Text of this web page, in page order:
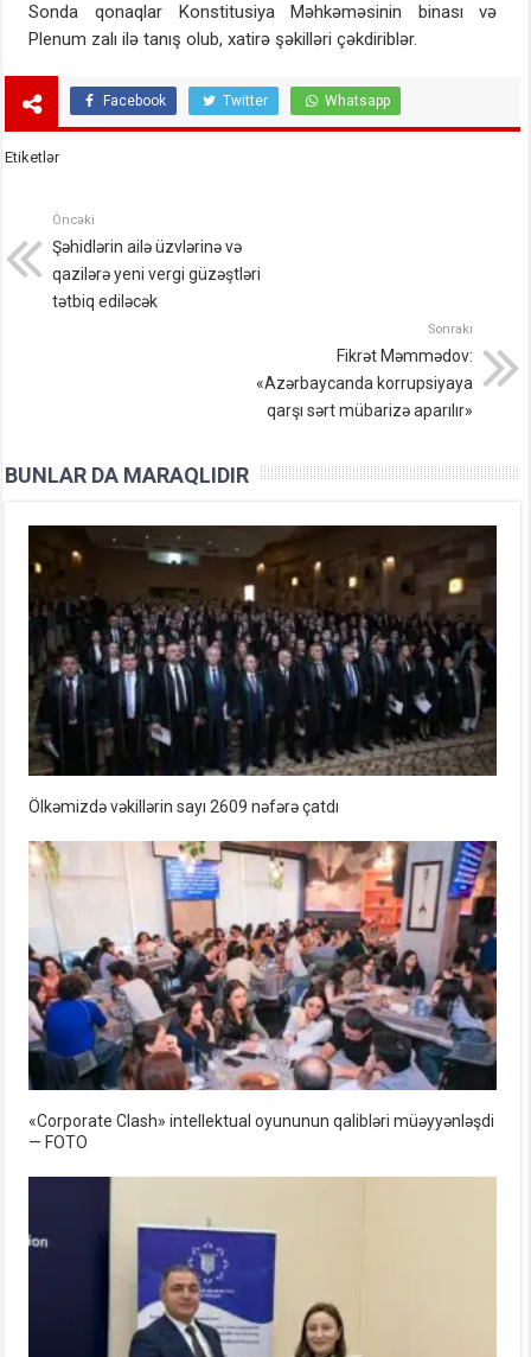
Sonda qonaqlar Konstitusiya Məhkəməsinin binası və
Plenum zalı ilə tanış olub, xatirə şəkilləri çəkdiriblər.
Facebook Twitter Whatsapp
Etiketlər
Öncəki
Şəhidlərin ailə üzvlərinə və
qazilərə yeni vergi güzəştləri
tətbiq ediləcək
Sonrakı
Fikrət Məmmədov:
«Azərbaycanda korrupsiyaya
qarşı sərt mübarizə aparılır»
BUNLAR DA MARAQLIDIR
Ölkəmizdə vəkillərin sayı 2609 nəfərə çatdı
«Corporate Clash» intellektual oyununun qalibləri müəyyənləşdi
— FOTO